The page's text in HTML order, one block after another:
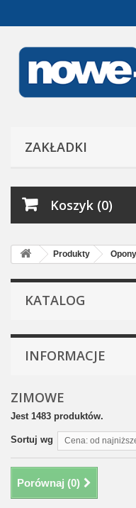
ZAKŁADKI
Koszyk (0)
Produkty
KATALOG
INFORMACJE
ZIMOWE
Jest 1483 produktów.
Sortuj wg Cena: od
Porównaj (0)